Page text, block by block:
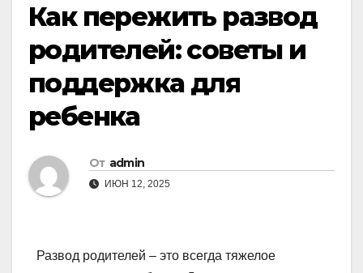
Как пережить развод
родителей: советы и
поддержка для
ребенка
От admin
ИЮН 12, 2025
Развод родителей – это всегда тяжелое